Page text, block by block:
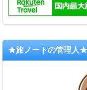
★旅ノートの管理人★